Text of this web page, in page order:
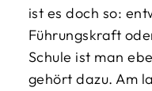
ist es doch so:
Führungskraft
Schule ist man
gehört dazu. Am